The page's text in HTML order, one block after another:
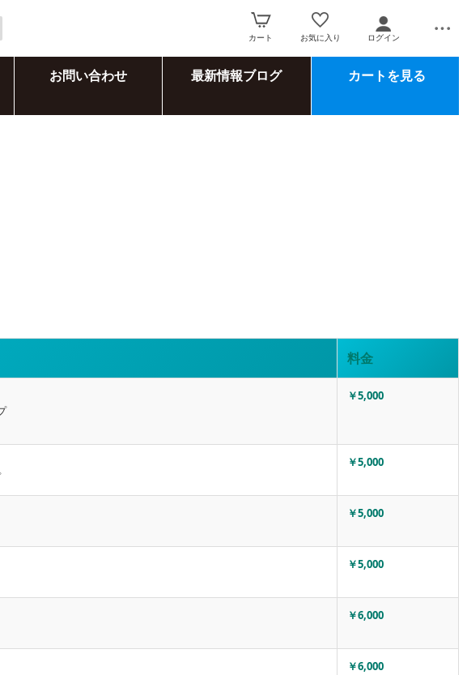
カート お気に入り ログイン
お問い合わせ 最新情報ブログ カートを見る
料金
￥5,000
￥5,000
￥5,000
￥5,000
￥6,000
￥6,000